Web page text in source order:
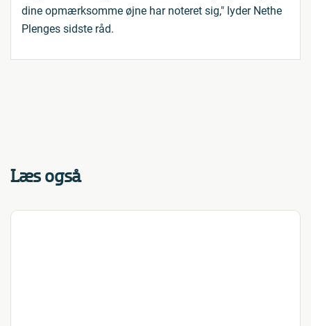
dine opmærksomme øjne har noteret sig," lyder Nethe
Plenges sidste råd.
Læs også